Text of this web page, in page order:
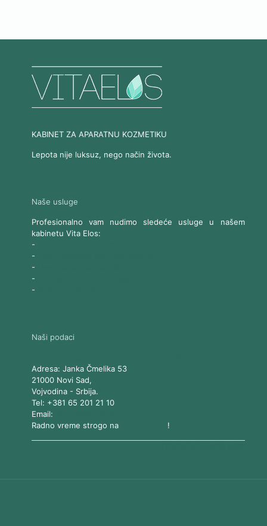
KABINET ZA APARATNU KOZMETIKU
Lepota nije luksuz, nego način života.
Naše usluge
Profesionalno vam nudimo sledeće usluge u našem
kabinetu Vita Elos:
-
-
-
-
-
Naši podaci
Adresa: Janka Čmelika 53
21000 Novi Sad,
Vojvodina- Srbija.
Tel: +381 65 201 21 10
Email:
Radno vreme strogo na
!